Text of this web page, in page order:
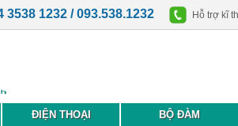
3538 1232 / 093.538.1232 Hỗ trợ kĩ
ĐIỆN THOẠI BỘ ĐÀM